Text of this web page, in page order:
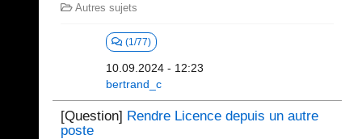
Autres sujets
(1/77)
10.09.2024 - 12:23
bertrand_c
[Question] Rendre Licence depuis un autre
poste